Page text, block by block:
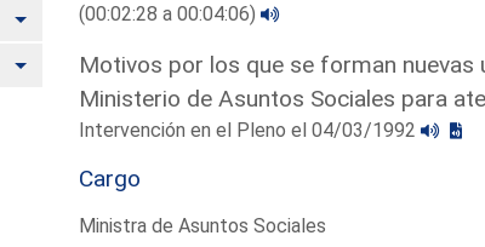
Alternar
Alternar
(00:02:28 a 00:04:06)
Motivos por los que se forman
Ministerio de Asuntos Sociales para
Intervención en el Pleno el 04/03/1992
Cargo
Ministra de Asuntos Sociales